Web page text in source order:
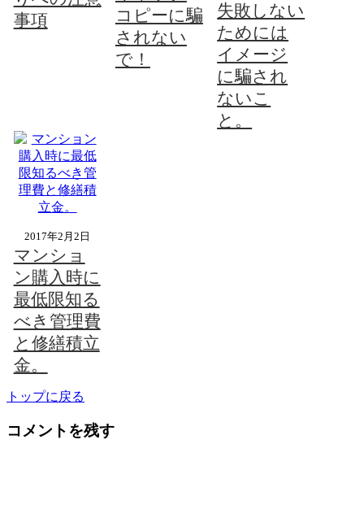
事項
コピーに騙
されない
で！
失敗しない
ためには
イメージ
に騙され
ないこ
と。
2017年2月2日
マンショ
ン購入時に
最低限知る
べき管理費
と修繕積立
金。
トップに戻る
コメントを残す